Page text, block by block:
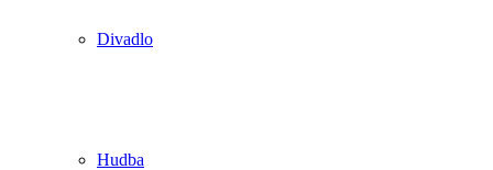
Divadlo
Hudba